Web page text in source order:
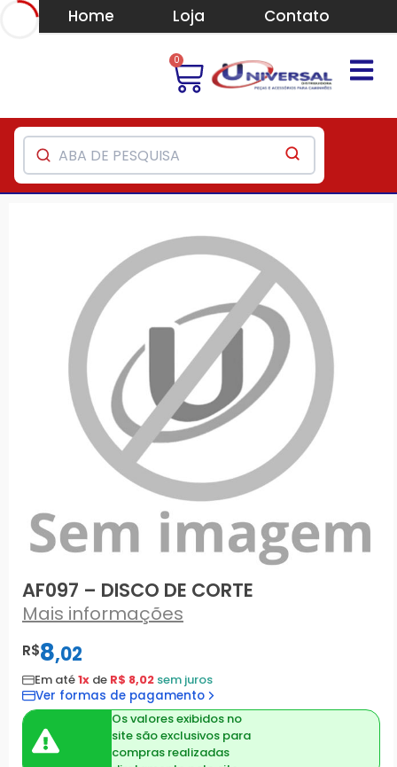
Home Loja Contato
0
AF097 – DISCO DE CORTE
Mais informações
R$8,02
Em até1x de R$ 8,02 sem juros
Ver formas de pagamento
Os valores exibidos no
site são exclusivos para
compras realizadas